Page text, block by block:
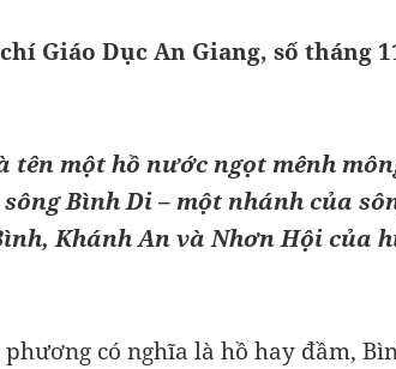
Giáo Dục An Giang, số tháng
tên một hồ nước ngọt mênh
Bình Di – một nhánh của
Khánh An và Nhơn Hội của
có nghĩa là hồ hay đầm,